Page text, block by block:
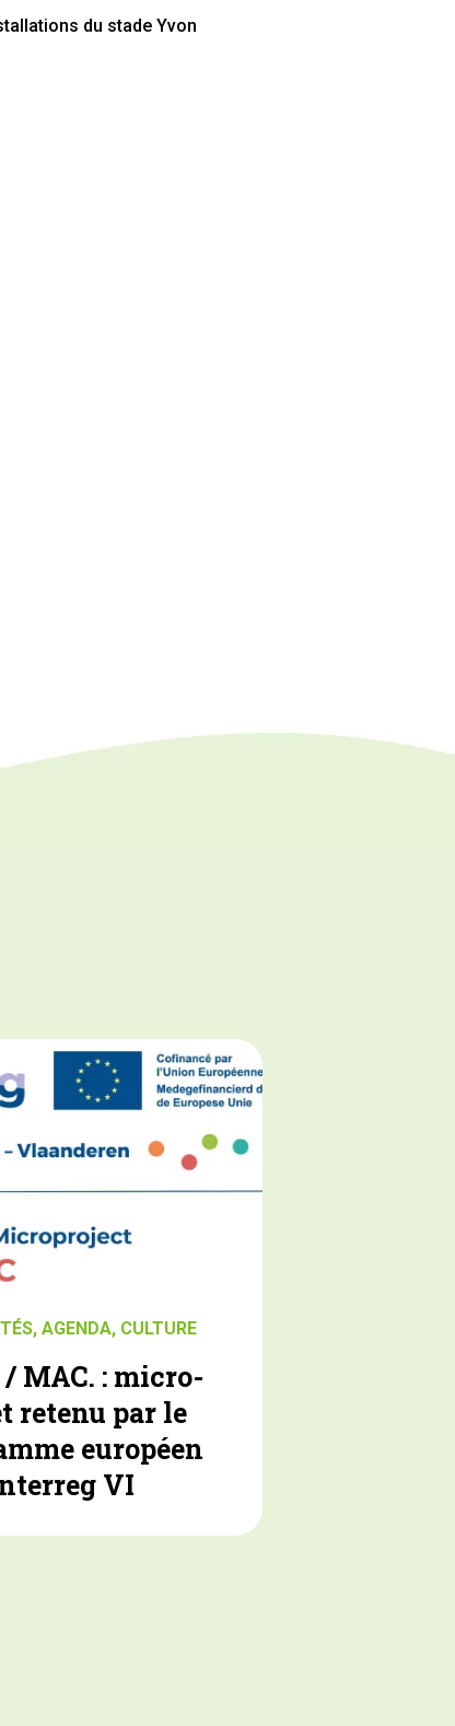
du stade Yvon
, AGENDA, CULTURE
/ MAC. : micro-
retenu par le
européen
VI